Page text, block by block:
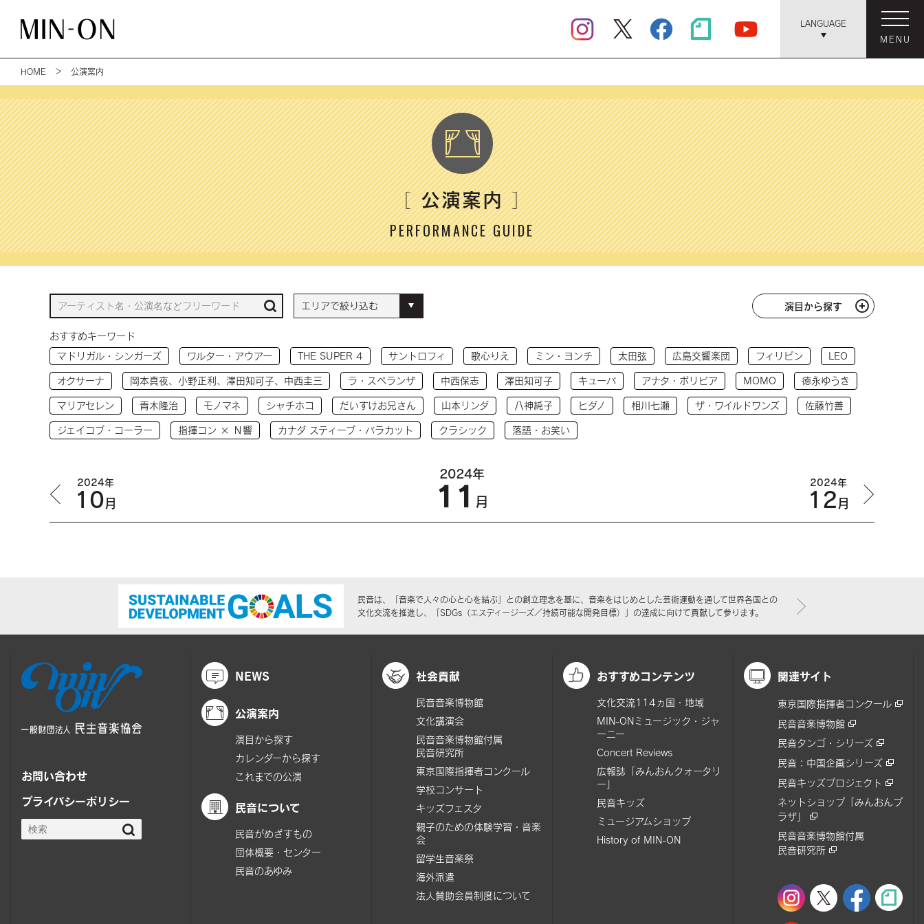
LANGUAGE
MENU
HOME ＞ 公演案内
［公演案内］
PERFORMANCE GUIDE
演目から探す
おすすめキーワード
マドリガル・シンガーズ
ワルター・アウアー THE SUPER 4 サントロフィ 歌心りえ ミン・ヨンチ 太田弦 広島交響楽団 フィリピン LEO
オクサーナ 岡本真夜、小野正利、澤田知可子、中西圭三 ラ・スペランザ 中西保志 澤田知可子 キューバ アナタ・ボリビア MOMO 徳永ゆうき
マリアセレン 青木隆治 モノマネ シャチホコ だいすけお兄さん 山本リンダ 八神純子 ヒダノ 相川七瀬 ザ・ワイルドワンズ 佐藤竹善
ジェイコブ・コーラー 指揮コン × Ｎ響 カナダ スティーブ・バラカット クラシック 落語・お笑い
2024年
10月
2024年
11 月
2024年
12月
民音は、「音楽で人々の心と心を結ぶ」との創立理念を基に、音楽をはじめとした芸術運動を通して世界各国との
文化交流を推進し、「SDGs（エスディージーズ／持続可能な開発目標）」の達成に向けて貢献して参ります。
お問い合わせ
プライバシーポリシー
NEWS
公演案内
演目から探す
カレンダーから探す
これまでの公演
民音について
民音がめざすもの
団体概要・センター
民音のあゆみ
社会貢献
民音音楽博物館
文化講演会
民音音楽博物館付属
民音研究所
東京国際指揮者コンクール
学校コンサート
キッズフェスタ
親子のための体験学習・音楽
会
留学生音楽祭
海外派遣
法人賛助会員制度について
おすすめコンテンツ
文化交流114ヵ国・地域
MIN-ONミュージック・ジャ
ーニー
Concert Reviews
広報誌「みんおんクォータリ
ー」
民音キッズ
ミュージアムショップ
History of MIN-ON
関連サイト
東京国際指揮者コンクール
民音音楽博物館
民音タンゴ・シリーズ
民音：中国企画シリーズ
民音キッズプロジェクト
ネットショップ「みんおんプ
ラザ」
民音音楽博物館付属
民音研究所